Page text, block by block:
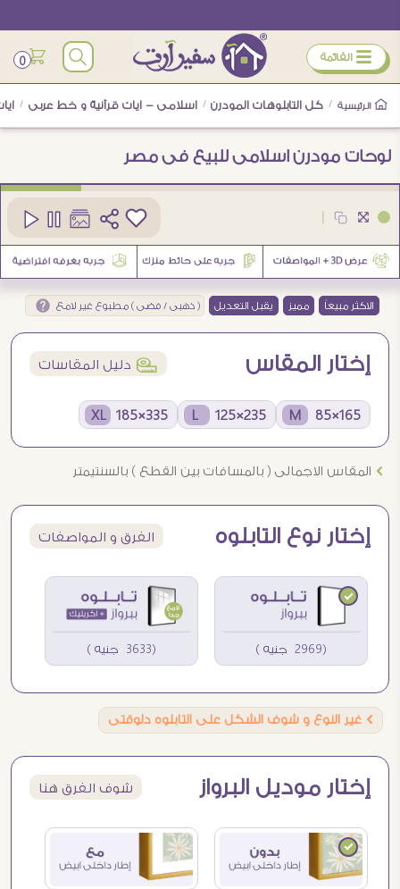
ÿ القائمة 0
الرئيسية / كل التابلوهات المودرن / اسلامى - ايات قرآنية و خط عربى /
لوحات مودرن اسلامى للبيع فى مصر
الاكثر مبيعاً مميز يقبل التعديل ( ذهبى / فضى ) مطبوع غير لامع
إختار المقاس í دليل المقاسات
165×85 M
235×125 L
335×185 XL
Ö المقاس الاجمالى ( بالمسافات بين القطع ) بالسنتيمتر
إختار نوع التابلوه الفرق و المواصفات
(2969 جنيه ) (3633 جنيه )
Ö غير النوع و شوف الشكل على التابلوه دلوقتى
إختار موديل البرواز شوف الفرق هنا